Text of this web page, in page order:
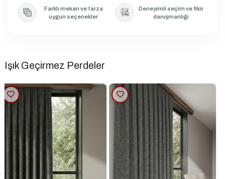
Farklı mekan ve tarza
uygun seçenekler
Deneyimli seçim ve fikir
danışmanlığı
Işık Geçirmez Perdeler